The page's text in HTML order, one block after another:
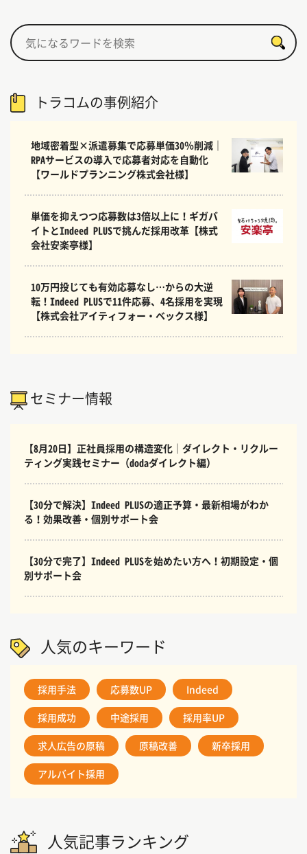
トラコムの事例紹介
地域密着型×派遣募集で応募単価30％削減｜
RPAサービスの導入で応募者対応を自動化
【ワールドプランニング株式会社様】
単価を抑えつつ応募数は3倍以上に！ギガバ
イトとIndeed PLUSで挑んだ採用改革【株式
会社安楽亭様】
10万円投じても有効応募なし…からの大逆
転！Indeed PLUSで11件応募、4名採用を実現
【株式会社アイティフォー・ベックス様】
セミナー情報
【8月20日】正社員採用の構造変化｜ダイレクト・リクルー
ティング実践セミナー（dodaダイレクト編）
【30分で解決】Indeed PLUSの適正予算・最新相場がわか
る！効果改善・個別サポート会
【30分で完了】Indeed PLUSを始めたい方へ！初期設定・個
別サポート会
人気のキーワード
採用手法 応募数UP Indeed
採用成功 中途採用 採用率UP
求人広告の原稿 原稿改善 新卒採用
アルバイト採用
人気記事ランキング